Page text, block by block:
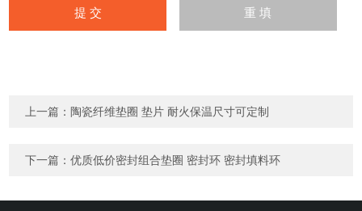
上一篇： 陶瓷纤维垫圈 垫片 耐火保温尺寸可定制
下一篇：优质低价密封组合垫圈 密封环 密封填料环